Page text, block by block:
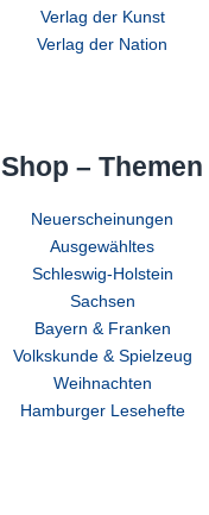
Verlag der Kunst
Verlag der Nation
Shop – Themen
Neuerscheinungen
Ausgewähltes
Schleswig-Holstein
Sachsen
Bayern & Franken
Volkskunde & Spielzeug
Weihnachten
Hamburger Lesehefte